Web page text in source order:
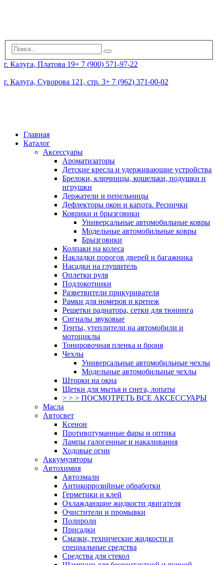
г. Калуга, Платова 19+ 7 (900) 571-97-22
г. Калуга, Суворова 121, стр. 3+ 7 (962) 371-00-02
Главная
Каталог
Аксессуары
Ароматизаторы
Детские кресла и удерживающие устройства
Брелоки, ключницы, кошельки, подушки и
игрушки
Держатели и пепельницы
Дефлекторы окон и капота. Реснички
Коврики и брызговики
Универсальные автомобильные ковры
Модельные автомобильные ковры
Брызговики
Колпаки на колеса
Накладки порогов дверей и багажника
Насадки на глушитель
Оплетки руля
Подлокотники
Разветвители прикуривателя
Рамки для номеров и крепеж
Решетки радиатора, сетки для тюнинга
Сигналы звуковые
Тенты, утеплители на автомобили и
мотоциклы
Тонировочная пленка и броня
Чехлы
Универсальные автомобильные чехлы
Модельные автомобильные чехлы
Шторки на окна
Щетки для мытья и снега, лопаты
> > > ПОСМОТРЕТЬ ВСЕ АКСЕССУАРЫ
Масла
Автосвет
Ксенон
Противотуманные фары и оптика
Лампы галогенные и накаливания
Ходовые огни
Аккумуляторы
Автохимия
Автоэмали
Антикоррозийные обработки
Герметики и клей
Охлаждающие жидкости двигателя
Очистители и промывки
Полироли
Присадки
Смазки, технические жидкости и
специальные средства
Средства для стекол